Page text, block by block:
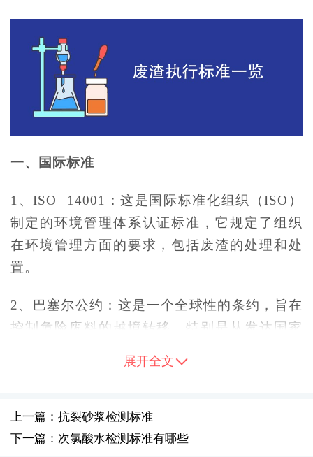
一、国际标准
1、ISO 14001：这是国际标准化组织（ISO）
制定的环境管理体系认证标准，它规定了组织
在环境管理方面的要求，包括废渣的处理和处
置。
2、巴塞尔公约：这是一个全球性的条约，旨在
控制危险废料的越境转移，特别是从发达国家
二、国内标准
1、GB 18599-2020：《一般工业固体废物贮
展开全文
上一篇：抗裂砂浆检测标准
下一篇：次氯酸水检测标准有哪些